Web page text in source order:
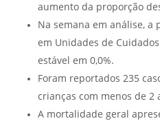
aumento da proporção
Na semana em análise, a
em Unidades de
estável em 0,0%.
Foram reportados 235
crianças com menos de 2
A mortalidade geral